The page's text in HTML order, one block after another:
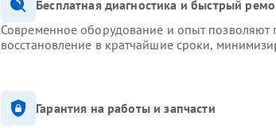
Бесплатная диагностика и быстрый
Современное оборудование и опыт позволяют
восстановление в кратчайшие сроки,
Гарантия на работы и запчасти